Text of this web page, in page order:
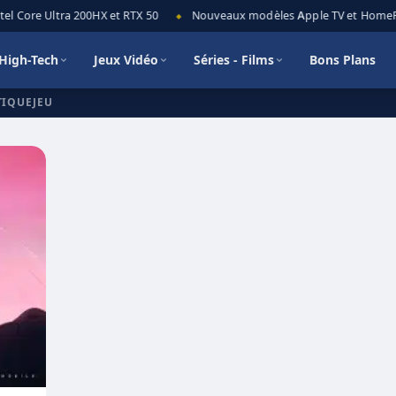
Core Ultra 200HX et RTX 50 Nouveaux modèles Apple TV et
High-Tech Jeux Vidéo Séries - Films Bons Plans